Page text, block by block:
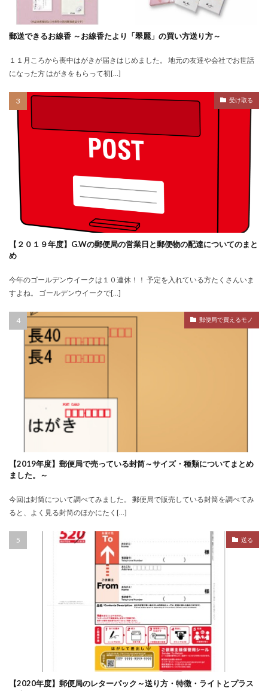
郵送できるお線香 ～お線香たより「翠麗」の買い方送り方～
１１月ころから喪中はがきが届きはじめました。 地元の友達や会社でお世話
になった方 はがきをもらって初[…]
受け取る
【２０１９年度】G.Wの郵便局の営業日と郵便物の配達についてのまと
め
今年のゴールデンウイークは１０連休！！ 予定を入れている方たくさんいま
すよね。 ゴールデンウイークで[…]
郵便局で買えるモノ
【2019年度】郵便局で売っている封筒～サイズ・種類についてまとめ
ました。～
今回は封筒について調べてみました。 郵便局で販売している封筒を調べてみ
ると、よく見る封筒のほかにたく[…]
送る
【2020年度】郵便局のレターパック～送り方・特徴・ライトとプラス